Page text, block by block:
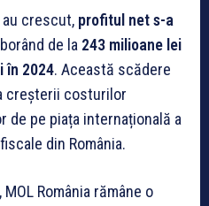
crescut, profitul net s-a
de la 243 milioane lei
în 2024. Această scădere
creșterii costurilor
de pe piața internațională a
din România.
România rămâne o